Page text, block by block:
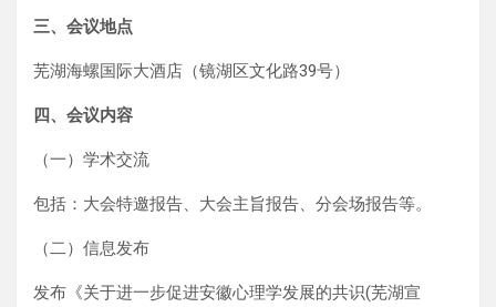
三、会议地点
芜湖海螺国际大酒店（镜湖区文化路39号）
四、 会议内容
（一）学术交流
包括：大会特邀报告、大会主旨报告、分会场报告等。
（二）信息发布
发布《关于进一步促进安徽心理学发展的共识(芜湖宣